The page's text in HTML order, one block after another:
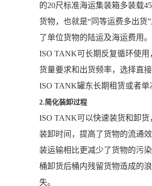
的20尺标准海运集装箱多装载
货物，也就是“同等运费多出货
了单位货物的陆运及海运费用。
ISO TANK可长期反复循环使用
货量要求和出货频率，选择直
ISO TANK罐东长期租赁或者单
2.简化装卸过程
ISO TANK可以快速装货和卸货
装卸时间，提高了货物的流通
装运输相比更减少了货物的污
桶卸货后桶内残留货物造成的
失。